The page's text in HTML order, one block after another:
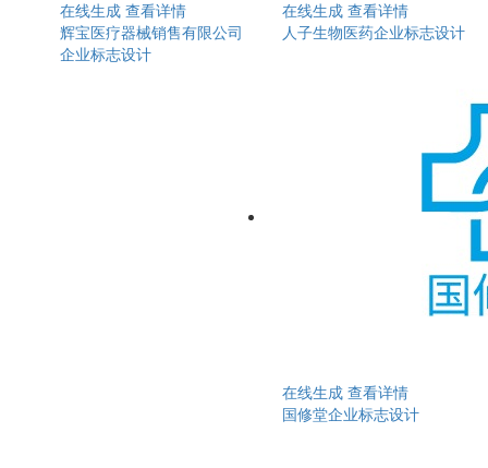
在线生成 查看详情
辉宝医疗器械销售有限公司
企业标志设计
在线生成 查看详情
人子生物医药企业标志设计
在线生成 查看详情
国修堂企业标志设计